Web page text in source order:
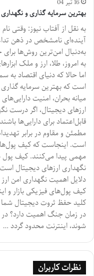
16 تیر 04
بهترین سرمایه گذاری و
به نقل از آفتاب نیوز: وقتی
آینده‌ای نامشخص در ذهن
به‌دنبال امن‌ترین روش‌ها
به امروز، طلا، ارز و ملک
اما حالا که دنیای اقتصاد
است که بهترین سرمایه
میانه بحران، امنیت
ارز‌های دیجیتال، اگر درست
قابل‌اعتماد برای دارایی‌ها
مطمئن و مقاوم در برابر
است. اینجاست که کیف
مهمی پیدا می‌کنند. کیف پول
نگهداری ارز‌های دیجیتال
دلایل اهمیت نگهداری امن
کیف پول‌های فیزیکی بازار و
کلید حفظ ثروت دیجیتال شما
در زمان جنگ اهمیت دارد؟
شوند، اینترنت محدود گردد …
نظرات کاربران